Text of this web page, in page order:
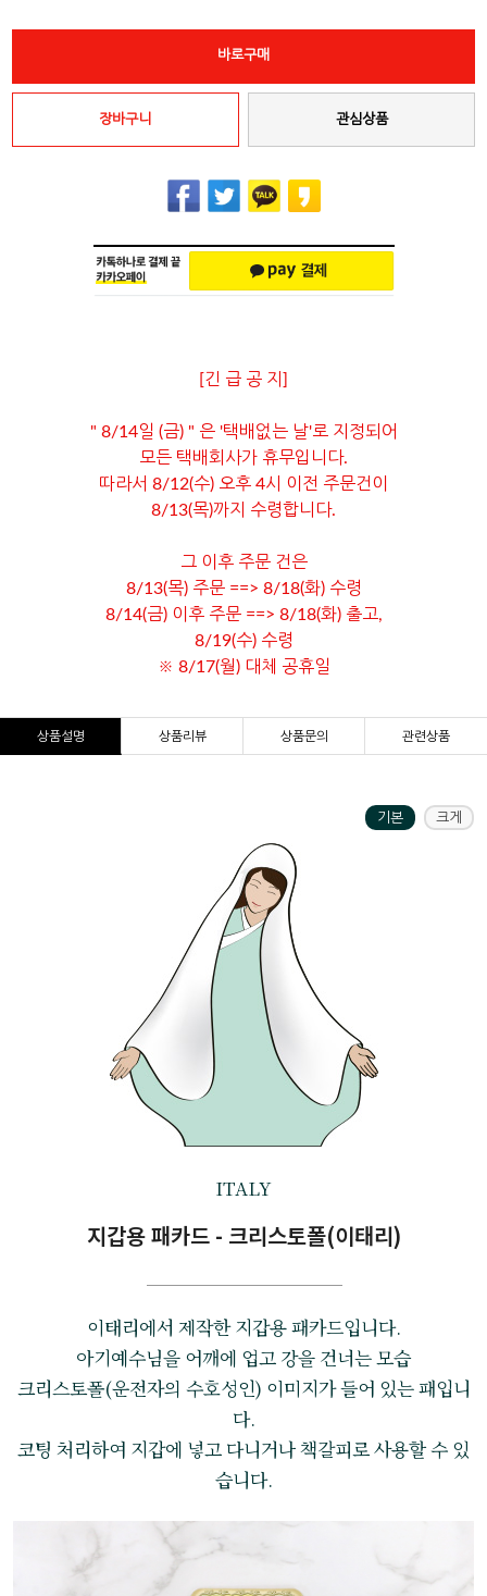
바로구매
장바구니 관심상품
[긴 급 공 지]
" 8/14일 (금) " 은 '택배없는 날'로 지정되어
모든 택배회사가 휴무입니다.
따라서 8/12(수) 오후 4시 이전 주문건이
8/13(목)까지 수령합니다.
그 이후 주문 건은
8/13(목) 주문 ==> 8/18(화) 수령
8/14(금) 이후 주문 ==> 8/18(화) 출고,
8/19(수) 수령
※ 8/17(월) 대체 공휴일
상품설명 상품리뷰 상품문의 관련상품
기본 크게
ITALY
지갑용 패카드 - 크리스토폴(이태리)
이태리에서 제작한 지갑용 패카드입니다.
아기예수님을 어깨에 업고 강을 건너는 모습
크리스토폴(운전자의 수호성인) 이미지가 들어 있는 패입니
다.
코팅 처리하여 지갑에 넣고 다니거나 책갈피로 사용할 수 있
습니다.